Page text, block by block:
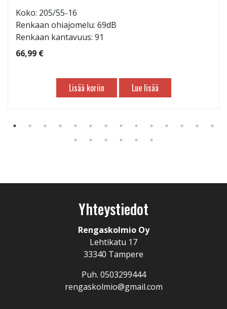
Koko: 205/55-16
Renkaan ohiajomelu: 69dB
Renkaan kantavuus: 91
66,99 €
Lisää koriin Lue lisää
Yhteystiedot
Rengaskolmio Oy
Lehtikatu 17
33340 Tampere
Puh. 0503299444
rengaskolmio@gmail.com